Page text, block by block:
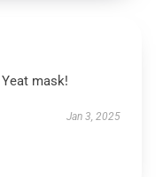
mask!
Jan 3, 2025